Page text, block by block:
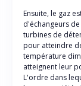
Ensuite, le gaz
d'échangeurs
turbines de
pour atteindre
température
atteignent leur
L'ordre dans